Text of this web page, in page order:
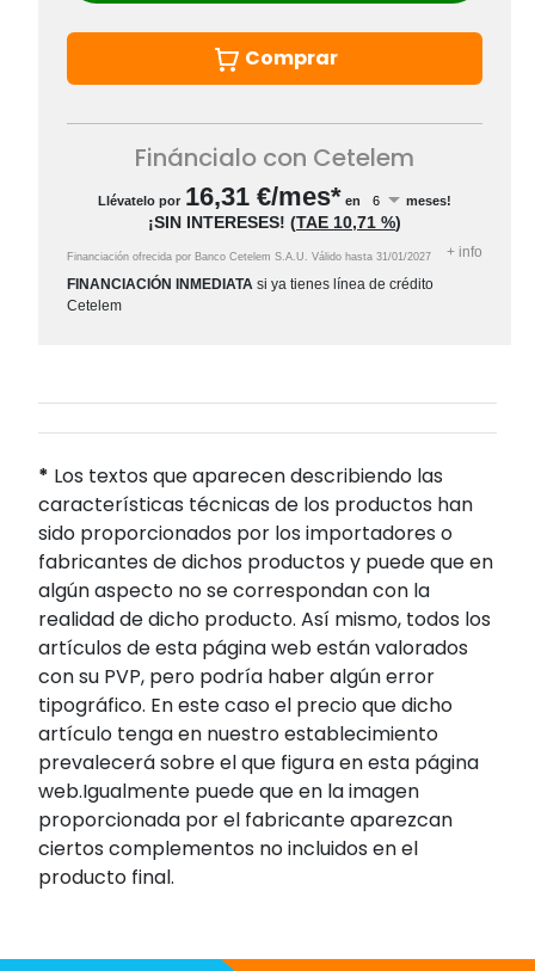
Comprar
Fináncialo con Cetelem
Llévatelo por 16,31 €/mes* en meses!
¡SIN INTERESES! (TAE 10,71 %)
Financiación ofrecida por Banco Cetelem S.A.U. Válido hasta 31/01/2027 + info
FINANCIACIÓN INMEDIATA si ya tienes línea de crédito
Cetelem
* Los textos que aparecen describiendo las
características técnicas de los productos han
sido proporcionados por los importadores o
fabricantes de dichos productos y puede que en
algún aspecto no se correspondan con la
realidad de dicho producto. Así mismo, todos los
artículos de esta página web están valorados
con su PVP, pero podría haber algún error
tipográfico. En este caso el precio que dicho
artículo tenga en nuestro establecimiento
prevalecerá sobre el que figura en esta página
web.Igualmente puede que en la imagen
proporcionada por el fabricante aparezcan
ciertos complementos no incluidos en el
producto final.